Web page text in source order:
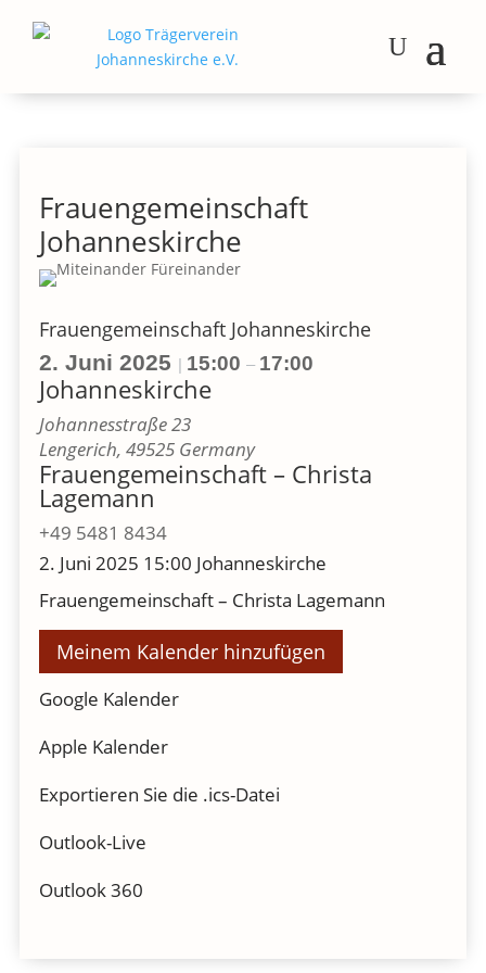
Frauengemeinschaft
Johanneskirche
Frauengemeinschaft Johanneskirche
2. Juni 2025 | 15:00 – 17:00
Johanneskirche
Johannesstraße 23
Lengerich, 49525 Germany
Frauengemeinschaft – Christa
Lagemann
+49 5481 8434
2. Juni 2025 15:00 Johanneskirche
Frauengemeinschaft – Christa Lagemann
Meinem Kalender hinzufügen
Google Kalender
Apple Kalender
Exportieren Sie die .ics-Datei
Outlook-Live
Outlook 360